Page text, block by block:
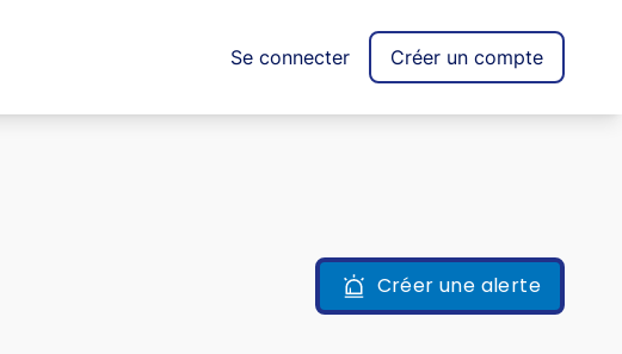
Se connecter
Créer un compte
Créer une alerte